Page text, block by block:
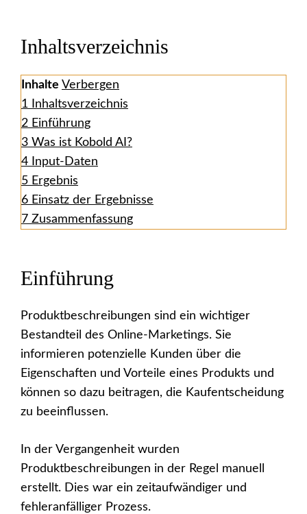
Inhaltsverzeichnis
Inhalte Verbergen
1
Inhaltsverzeichnis
2 Einführung
3 Was ist Kobold AI?
4
Input-Daten
5 Ergebnis
6 Einsatz der Ergebnisse
7 Zusammenfassung
Einführung
Produktbeschreibungen sind ein wichtiger
Bestandteil des Online-Marketings. Sie
informieren potenzielle Kunden über die
Eigenschaften und Vorteile eines Produkts und
können so dazu beitragen, die Kaufentscheidung
zu beeinflussen.
In der Vergangenheit wurden
Produktbeschreibungen in der Regel manuell
erstellt. Dies war ein zeitaufwändiger und
fehleranfälliger Prozess.